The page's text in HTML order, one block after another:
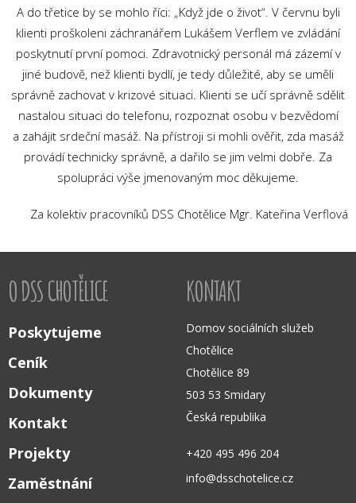
A do třetice by se mohlo říci: „Když jde o život“. V červnu byli
klienti proškoleni záchranářem Lukášem Verflem ve zvládání
poskytnutí první pomoci. Zdravotnický personál má zázemí v
jiné budově, než klienti bydlí, je tedy důležité, aby se uměli
správně zachovat v krizové situaci. Klienti se učí správně sdělit
nastalou situaci do telefonu, rozpoznat osobu v bezvědomí
a zahájit srdeční masáž. Na přístroji si mohli ověřit, zda masáž
provádí technicky správně, a dařilo se jim velmi dobře. Za
spolupráci výše jmenovaným moc děkujeme.
Za kolektiv pracovníků DSS Chotělice Mgr. Kateřina Verflová
O DSS CHOTĚLICE
Poskytujeme
Ceník
Dokumenty
Kontakt
Projekty
Zaměstnání
KONTAKT
Domov sociálních služeb
Chotělice
Chotělice 89
503 53 Smidary
Česká republika
+420 495 496 204
info@dsschotelice.cz